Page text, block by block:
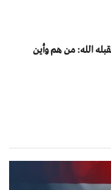
الله: من هم وأين